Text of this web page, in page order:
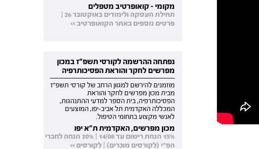
מקומי - קואופרטיב מטפלים
תחילת העסקה ולימודים באוקטובר 26 |
פרטים נוספים באתר הקואופרטיב >>
נפתחה ההרשמה לקורסי תשפ"ז במכון
מפרשים לחקר והוראת הפסיכותרפיה
מוזמנים להירשם למגוון הרחב של קורסי תשפ"ז
מבית מכון מפרשים לחקר והוראת
הפסיכותרפיה, בית הספר למדעי ההתנהגות,
המכללה האקדמית תל אביב-יפו, המוצעים
לאנשי מקצוע בתחומי הטיפול.
מכון מפרשים, האקדמית ת"א יפו
15% הנחת רישום עד 14/08 | 20% הנחה לחברי
הפ"י (לקורסים מוכרים) | לקורסים >>